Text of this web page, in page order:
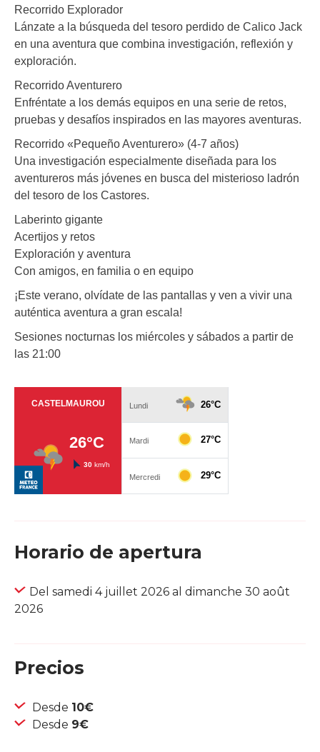
Recorrido Explorador
Lánzate a la búsqueda del tesoro perdido de Calico Jack
en una aventura que combina investigación, reflexión y
exploración.
Recorrido Aventurero
Enfréntate a los demás equipos en una serie de retos,
pruebas y desafíos inspirados en las mayores aventuras.
Recorrido «Pequeño Aventurero» (4-7 años)
Una investigación especialmente diseñada para los
aventureros más jóvenes en busca del misterioso ladrón
del tesoro de los Castores.
Laberinto gigante
Acertijos y retos
Exploración y aventura
Con amigos, en familia o en equipo
¡Este verano, olvídate de las pantallas y ven a vivir una
auténtica aventura a gran escala!
Sesiones nocturnas los miércoles y sábados a partir de
las 21:00
Horario de apertura
Del samedi 4 juillet 2026 al dimanche 30 août
2026
Precios
Desde 10€
Desde 9€